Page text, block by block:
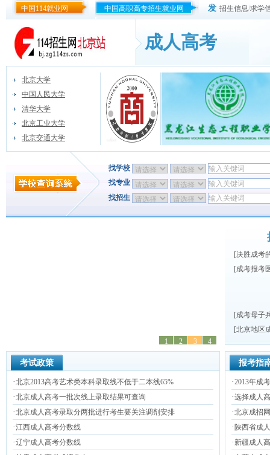
中国114就业网 中国高职高专招生就业网 发 招生信息/求学
成人高考
北京大学
中国人民大学
清华大学
北京工业大学
北京交通大学
找学校
找专业
找招生
4
3
2
1
[决胜成考
[成考报考
[成考母子
[北京地区
考试政策
·北京2013高考艺术类本科录取线不低于二本线65%
·北京成人高考一批次线上录取结果可查询
·北京成人高考录取分两批进行考生要关注调剂安排
·江西成人高考分数线
·辽宁成人高考分数线
报考指
·2013年成
·选择成人
·北京成招
· 陕西省成
· 新疆成人